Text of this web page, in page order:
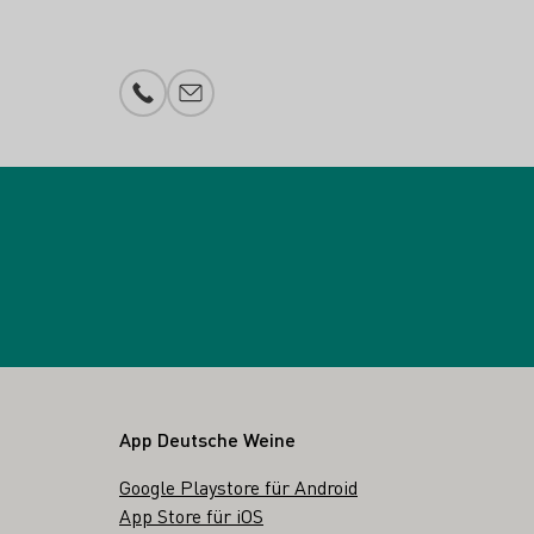
Telefonnummer
E-Mail-Adresse
App Deutsche Weine
Google Playstore für Android
App Store für iOS